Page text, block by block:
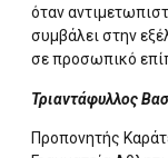
όταν
συμβάλει στην
σε προσωπικό
Τριαντάφυλλος
Προπονητής